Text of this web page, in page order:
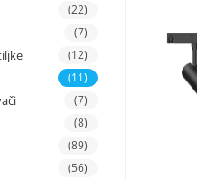
(22)
(7)
(12)
(11)
(7)
(8)
(89)
(56)